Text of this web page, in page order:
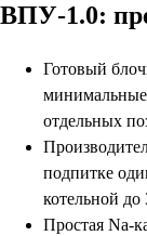
ВПУ-1.0:
Готовый
минимальные
отдельных
подпитке
котельной
Простая Na-